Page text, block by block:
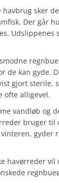
havbrug sker
Der går
Udslippenes
de kan gyde.
gjort sterile,
ofte alligevel.
vandløb og
bruger til
gyder
havørreder vil